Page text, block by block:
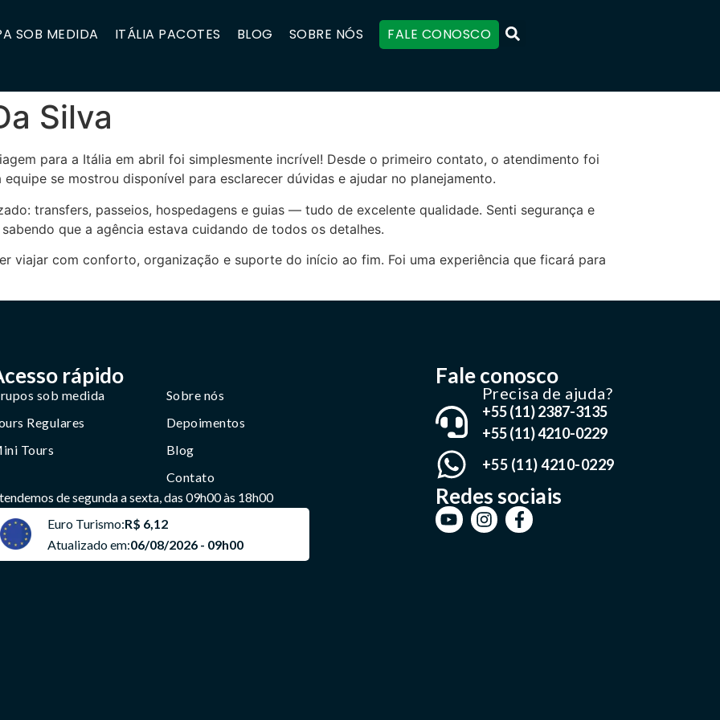
SOB MEDIDA ITÁLIA PACOTES BLOG SOBRE NÓS FALE CONOSCO
Silva
para a Itália em abril foi simplesmente incrível! Desde o primeiro contato, o atendimento foi
se mostrou disponível para esclarecer dúvidas e ajudar no planejamento.
transfers, passeios, hospedagens e guias — tudo de excelente qualidade. Senti segurança e
que a agência estava cuidando de todos os detalhes.
viajar com conforto, organização e suporte do início ao fim. Foi uma experiência que ficará para
rápido
sob medida
Regulares
Tours
Sobre nós
Depoimentos
Blog
Contato
de segunda a sexta, das 09h00 às 18h00
Euro Turismo:R$ 6,12
Atualizado em:06/08/2026 - 09h00
Fale conosco
Precisa de ajuda?
+55 (11) 2387-3135
+55 (11) 4210-0229
+55 (11) 4210-0229
Redes sociais